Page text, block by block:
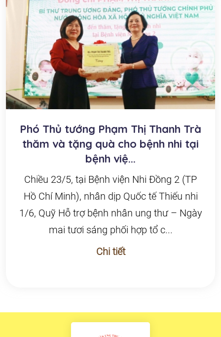
Phó Thủ tướng Phạm Thị Thanh Trà
thăm và tặng quà cho bệnh nhi tại
bệnh việ...
Chiều 23/5, tại Bệnh viện Nhi Đồng 2 (TP
Hồ Chí Minh), nhân dịp Quốc tế Thiếu nhi
1/6, Quỹ Hỗ trợ bệnh nhân ung thư – Ngày
mai tươi sáng phối hợp tổ c...
Chi tiết